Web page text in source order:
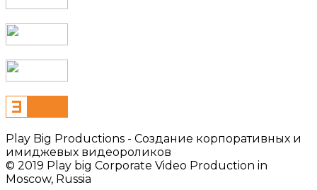
Play Big Productions - Cоздание корпоративных и
имиджевых видеороликов
© 2019 Play big Corporate Video Production in
Moscow, Russia